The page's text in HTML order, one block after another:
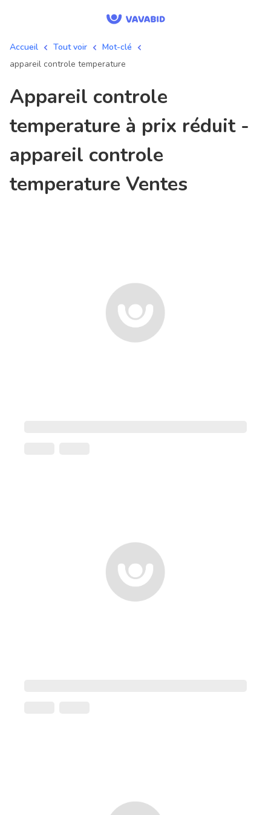
Accueil Tout voir
Mot-clé
appareil controle temperature
appareil controle
temperature à prix réduit -
appareil controle
temperature Ventes